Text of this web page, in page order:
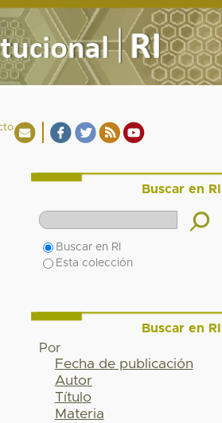
Buscar en RI
Buscar en RI
Esta colección
Buscar en RI
Por
Fecha de publicación
Autor
Título
Materia